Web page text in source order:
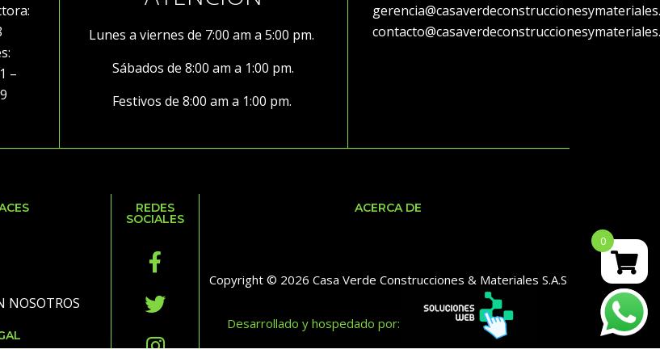
–
Lunes a viernes de 7:00 am a 5:00 pm.
Sábados de 8:00 am a 1:00 pm.
Festivos de 8:00 am a 1:00 pm.
NOSOTROS
REDES
SOCIALES
ACERCA DE
Copyright © 2026 Casa Verde Construcciones & Materiales S.A.S
Desarrollado y hospedado por:
0